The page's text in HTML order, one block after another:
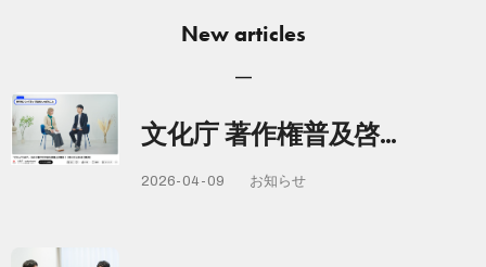
New articles
文化庁 著作権普及啓…
2026-04-09 お知らせ